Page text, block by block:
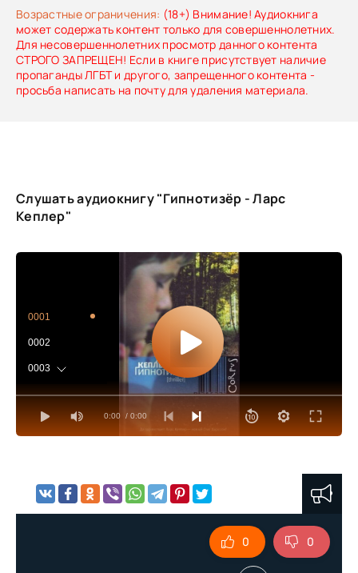
Возрастные ограничения: (18+) Внимание! Аудиокнига
может содержать контент только для совершеннолетних.
Для несовершеннолетних просмотр данного контента
СТРОГО ЗАПРЕЩЕН! Если в книге присутствует наличие
пропаганды ЛГБТ и другого, запрещенного контента -
просьба написать на почту для удаления материала.
Слушать аудиокнигу "Гипнотизёр - Ларс
Кеплер"
0:00 / 0:00
0001
0002
0003
0004
0005
0008
0 0